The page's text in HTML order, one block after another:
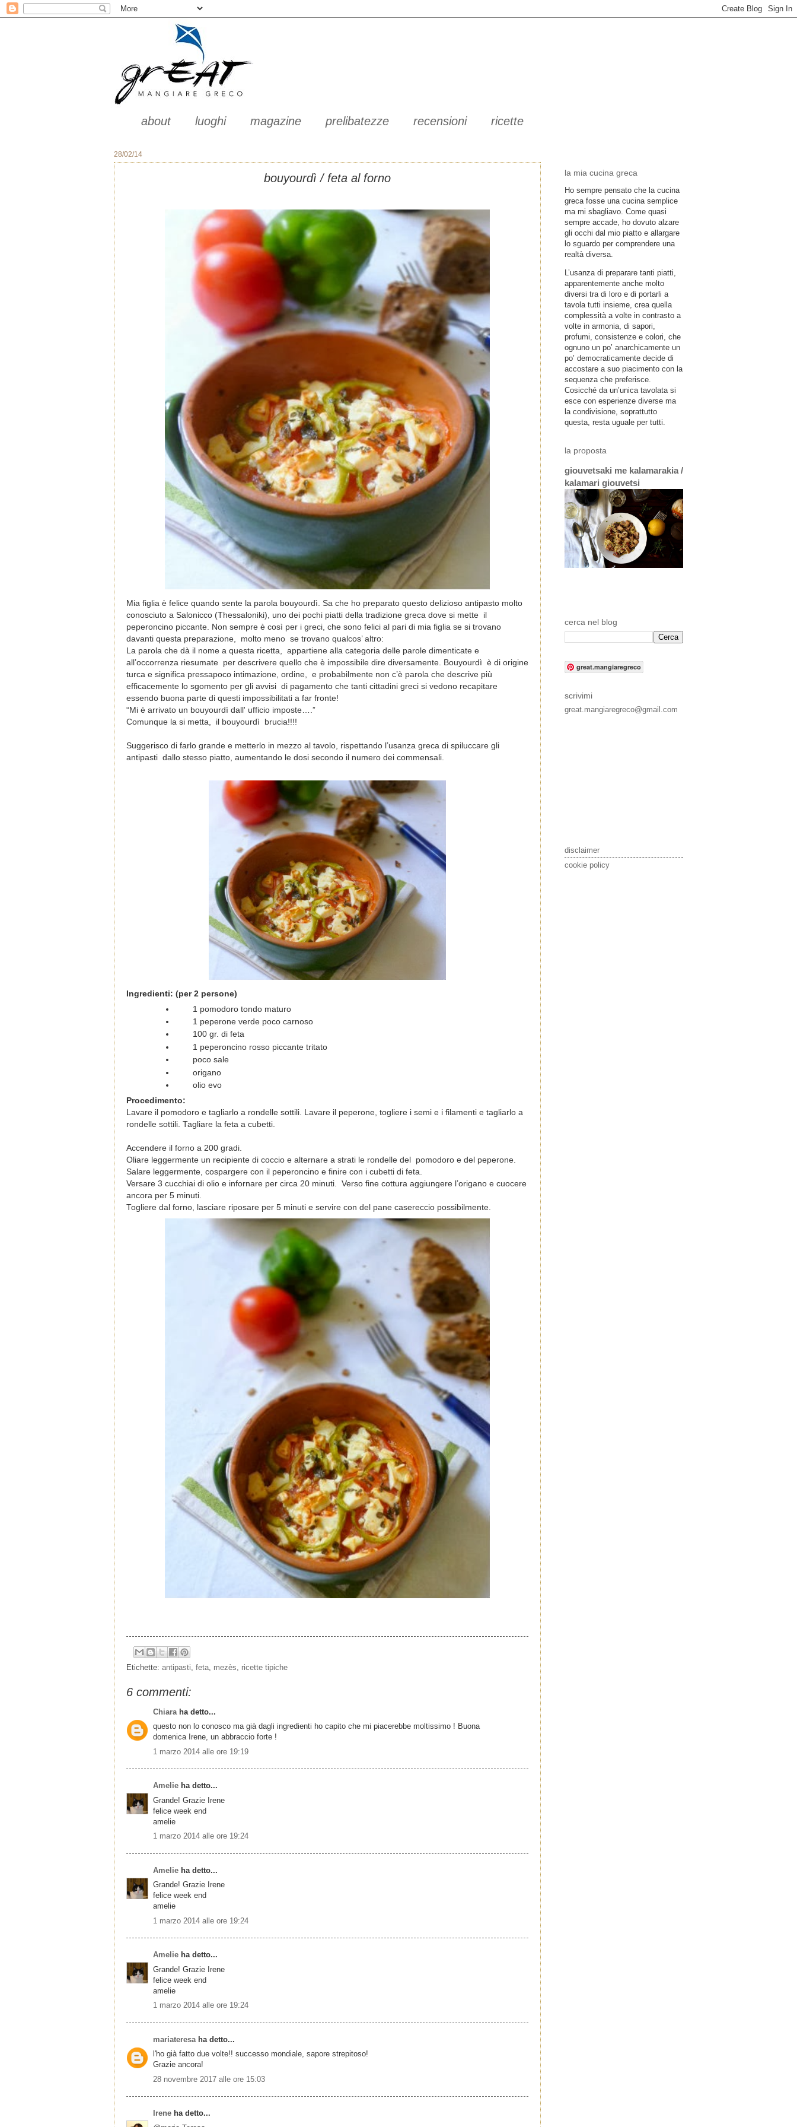
about luoghi magazine prelibatezze recensioni ricette
28/02/14
bouyourdì / feta al forno
Mia figlia è felice quando sente la parola bouyourdì. Sa che ho preparato questo delizioso antipasto molto
conosciuto a Salonicco (Thessaloniki), uno dei pochi piatti della tradizione greca dove si mette il
peperoncino piccante. Non sempre è così per i greci, che sono felici al pari di mia figlia se si trovano
davanti questa preparazione,
molto meno se trovano qualcos’ altro:
La parola che dà il nome a questa ricetta, appartiene alla categoria delle parole dimenticate e
all’occorrenza riesumate per descrivere quello che è impossibile dire diversamente. Bouyourdì è di origine
turca e significa pressapoco intimazione, ordine, e probabilmente non c’è parola che descrive più
efficacemente lo sgomento per gli avvisi di pagamento che tanti cittadini greci si vedono recapitare
essendo buona parte di questi impossibilitati a far fronte!
“Mi è arrivato un bouyourdì dall' ufficio imposte….”
Comunque la si metta, il bouyourdì brucia!!!!
Suggerisco di farlo grande e metterlo in mezzo al tavolo, rispettando l’usanza greca di spiluccare gli
antipasti dallo stesso piatto, aumentando le dosi secondo il numero dei commensali.
Ingredienti: (per 2 persone)
1 pomodoro tondo maturo
1 peperone verde poco carnoso
100 gr. di feta
1 peperoncino rosso piccante tritato
poco sale
origano
olio evo
Procedimento:
Lavare il pomodoro e tagliarlo a rondelle sottili. Lavare il peperone, togliere i semi e i filamenti e tagliarlo a
rondelle sottili. Tagliare la feta a cubetti.
Accendere il forno a 200 gradi.
Oliare leggermente un recipiente di coccio e alternare a strati le rondelle del pomodoro e del peperone.
Salare leggermente, cospargere con il peperoncino e finire con i cubetti di feta.
Versare 3 cucchiai di olio e infornare per circa 20 minuti. Verso fine cottura aggiungere l’origano e cuocere
ancora per 5 minuti.
Togliere dal forno, lasciare riposare per 5 minuti e servire con del pane casereccio possibilmente.
Etichette: antipasti, feta, mezès, ricette tipiche
6 commenti:
Chiara ha detto...
questo non lo conosco ma già dagli ingredienti ho capito che mi piacerebbe moltissimo ! Buona
domenica Irene, un abbraccio forte !
1 marzo 2014 alle ore 19:19
Amelie ha detto...
Grande! Grazie Irene
felice week end
amelie
1 marzo 2014 alle ore 19:24
Amelie ha detto...
Grande! Grazie Irene
felice week end
amelie
1 marzo 2014 alle ore 19:24
Amelie ha detto...
Grande! Grazie Irene
felice week end
amelie
1 marzo 2014 alle ore 19:24
mariateresa ha detto...
l'ho già fatto due volte!! successo mondiale, sapore strepitoso!
Grazie ancora!
28 novembre 2017 alle ore 15:03
Irene ha detto...
la mia cucina greca
Ho sempre pensato che la cucina
greca fosse una cucina semplice
ma mi sbagliavo. Come quasi
sempre accade, ho dovuto alzare
gli occhi dal mio piatto e allargare
lo sguardo per comprendere una
realtà diversa.
L’usanza di preparare tanti piatti,
apparentemente anche molto
diversi tra di loro e di portarli a
tavola tutti insieme, crea quella
complessità a volte in contrasto a
volte in armonia, di sapori,
profumi, consistenze e colori, che
ognuno un po’ anarchicamente un
po’ democraticamente decide di
accostare a suo piacimento con la
sequenza che preferisce.
Cosicché da un’unica tavolata si
esce con esperienze diverse ma
la condivisione, soprattutto
questa, resta uguale per tutti.
la proposta
giouvetsaki me kalamarakia /
kalamari giouvetsi
cerca nel blog
great.mangiaregreco
scrivimi
great.mangiaregreco@gmail.com
disclaimer
cookie policy